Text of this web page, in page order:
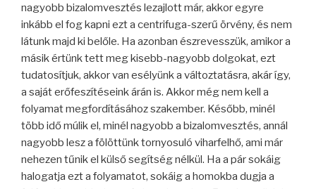
nagyobb bizalomvesztés lezajlott már, akkor egyre
inkább el fog kapni ezt a centrifuga-szerű örvény, és nem
látunk majd ki belőle. Ha azonban észrevesszük, amikor a
másik értünk tett meg kisebb-nagyobb dolgokat, ezt
tudatosítjuk, akkor van esélyünk a változtatásra, akár így,
a saját erőfeszítéseink árán is. Akkor még nem kell a
folyamat megfordításához szakember. Később, minél
több idő múlik el, minél nagyobb a bizalomvesztés, annál
nagyobb lesz a fölöttünk tornyosuló viharfelhő, ami már
nehezen tűnik el külső segítség nélkül. Ha a pár sokáig
halogatja ezt a folyamatot, sokáig a homokba dugja a